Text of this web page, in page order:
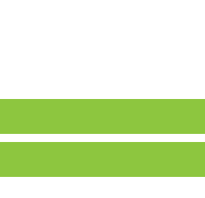
גם הוא ינק מהאווירה ששררה